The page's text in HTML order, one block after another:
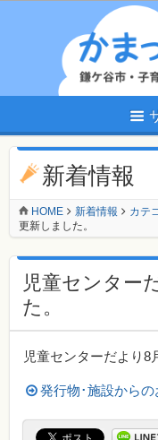
新着情報
HOME 新着情報 カテ
更新しました。
児童センター
た。
児童センターだより8
発行物･施設からの